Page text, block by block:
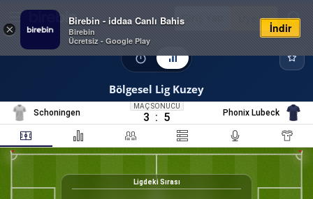
×
Birebin - iddaa Canlı Bahis
Birebin
Ücretsiz - Google Play
İndir
Giriş Yap Üye Ol
Bölgesel Lig Kuzey
Schoningen
MAÇ SONUCU
3 : 5 Phonix Lubeck
Ligdeki Sırası